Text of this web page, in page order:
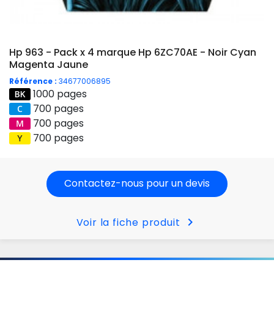
Hp 963 - Pack x 4 marque Hp 6ZC70AE - Noir Cyan
Magenta Jaune
Référence : 34677006895
1000 pages
700 pages
700 pages
700 pages
Contactez-nous pour un devis
Voir la fiche produit chevron_right